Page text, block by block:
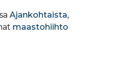
Ajankohtaista,
maastohiihto